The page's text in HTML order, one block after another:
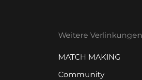
Weitere Verlinkungen
MATCH MAKING
Community